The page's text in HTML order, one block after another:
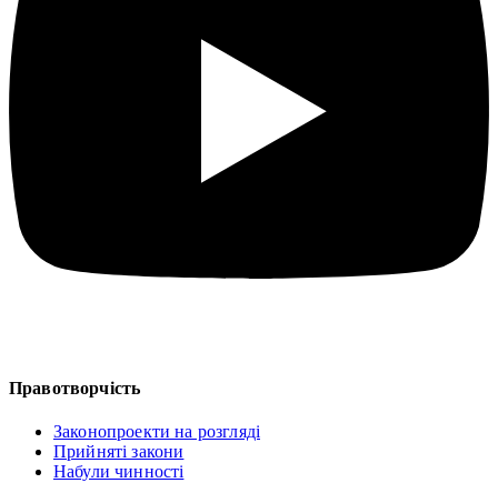
Правотворчість
Законопроекти на розгляді
Прийняті закони
Набули чинності